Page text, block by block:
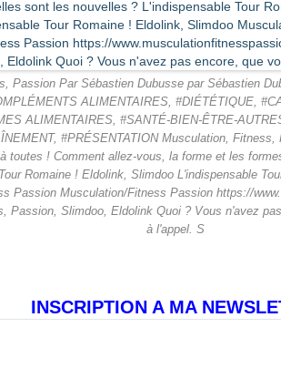
Passion Par Sébastien Dubusse par Sébastien
ALIMENTAIRES, #DIÉTÉTIQUE,
ALIMENTAIRES, #SANTÉ-BIEN-ÊTRE-
#PRÉSENTATION Musculation,
toutes ! Comment allez-vous, la forme et les
Romaine ! Eldolink, Slimdoo L'indispensable
Passion Musculation/Fitness Passion https://
Passion, Slimdoo, Eldolink Quoi ? Vous n'avez
à l'appel. S
INSCRIPTION A MA